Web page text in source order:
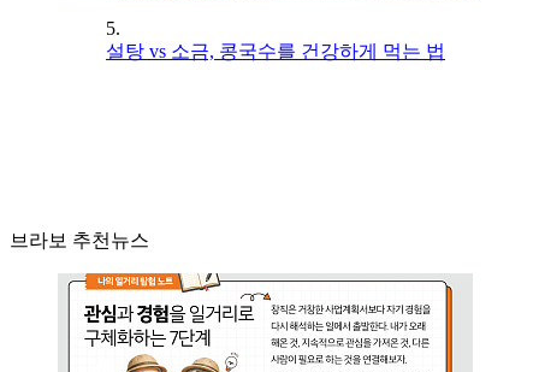
5.
설탕 vs 소금, 콩국수를 건강하게 먹는 법
브라보 추천뉴스